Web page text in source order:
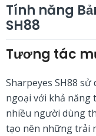
Tính năng
SH88
Tương tác
Sharpeyes SH88
ngoại với khả năng
nhiều người dùng
tạo nên những trải